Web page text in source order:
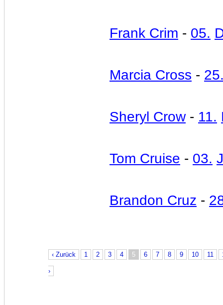
Frank Crim - 05.
Marcia Cross -
Sheryl Crow- 11.
Tom Cruise - 03.
Brandon Cruz -
‹ Zurück 1 2 3 4 5 6 7 8 9 10 11
›